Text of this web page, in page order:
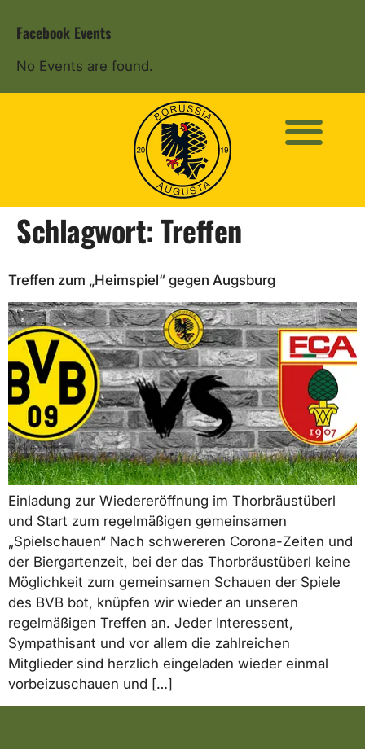
Facebook Events
No Events are found.
Schlagwort:Treffen
Treffen zum „Heimspiel“ gegen Augsburg
Einladung zur Wiedereröffnung im Thorbräustüberl
und Start zum regelmäßigen gemeinsamen
„Spielschauen“ Nach schwereren Corona-Zeiten und
der Biergartenzeit, bei der das Thorbräustüberl keine
Möglichkeit zum gemeinsamen Schauen der Spiele
des BVB bot, knüpfen wir wieder an unseren
regelmäßigen Treffen an. Jeder Interessent,
Sympathisant und vor allem die zahlreichen
Mitglieder sind herzlich eingeladen wieder einmal
vorbeizuschauen und […]